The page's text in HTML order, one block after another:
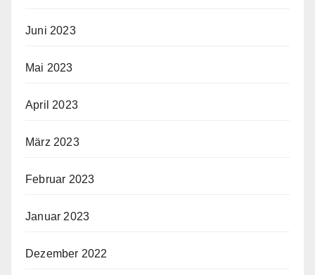
Juni 2023
Mai 2023
April 2023
März 2023
Februar 2023
Januar 2023
Dezember 2022